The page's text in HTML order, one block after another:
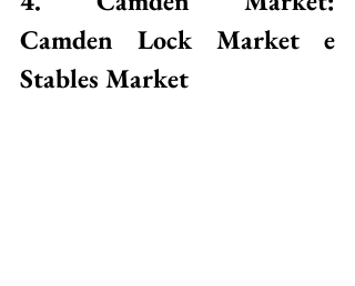
Camden Lock Market e
Stables Market